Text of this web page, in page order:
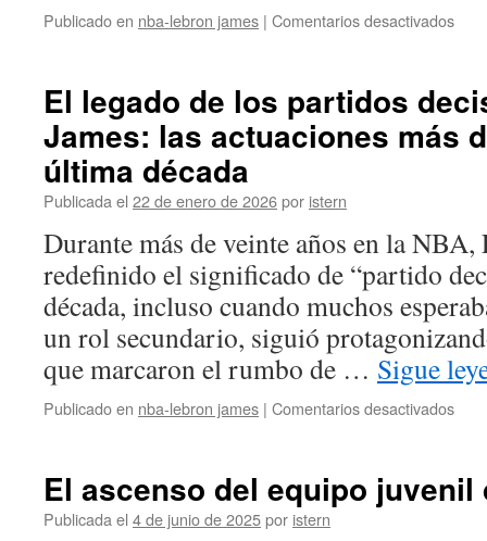
Publicado en nba-lebron james | Comentarios desactivadosen
la
de
y
El legado de los partidos
James: las actuaciones más
última década
Publicada el 22 de enero de 2026por istern
Durante más de veinte años en la NBA,
redefinido el significado de “partido
década, incluso cuando muchos
un rol secundario, siguió
que marcaron el rumbo de … Sigue
Publicado en nba-lebron james | Comentarios desactivadosen
los
El ascenso del equipo
Publicada el 4 de junio de 2025por istern